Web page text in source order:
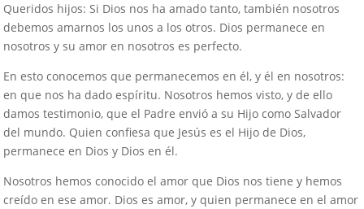
Queridos hijos: Si Dios nos ha amado tanto, también nosotros
debemos amarnos los unos a los otros. Dios permanece en
nosotros y su amor en nosotros es perfecto.
En esto conocemos que permanecemos en él, y él en nosotros:
en que nos ha dado espíritu. Nosotros hemos visto, y de ello
damos testimonio, que el Padre envió a su Hijo como Salvador
del mundo. Quien confiesa que Jesús es el Hijo de Dios,
permanece en Dios y Dios en él.
Nosotros hemos conocido el amor que Dios nos tiene y hemos
creído en ese amor. Dios es amor, y quien permanece en el amor